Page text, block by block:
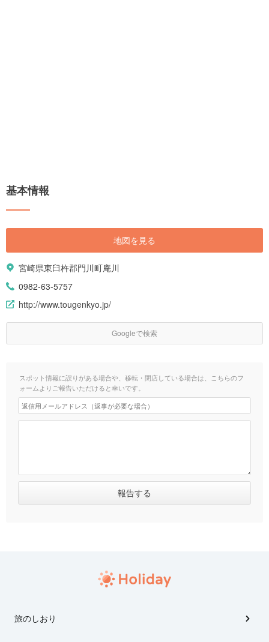
基本情報
地図を見る
宮崎県東臼杵郡門川町庵川
0982-63-5757
http://www.tougenkyo.jp/
Googleで検索
スポット情報に誤りがある場合や、移転・閉店している場合は、こちらのフ
ォームよりご報告いただけると幸いです。
旅のしおり